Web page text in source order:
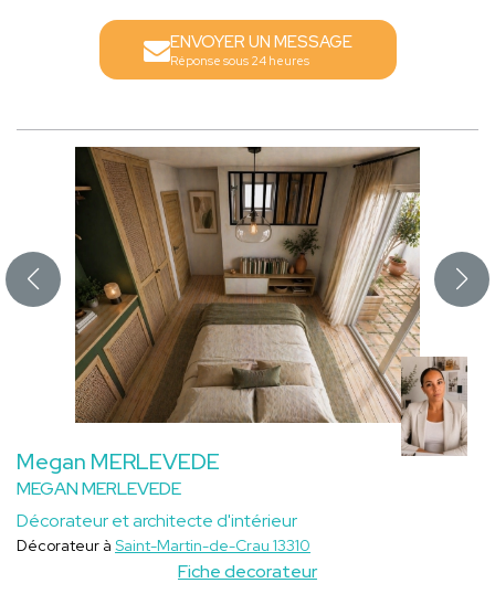
ENVOYER UN MESSAGE
Réponse sous 24 heures
Megan MERLEVEDE
MEGAN MERLEVEDE
Décorateur et architecte d'intérieur
Fiche decorateur
Décorateur à Saint-Martin-de-Crau 13310